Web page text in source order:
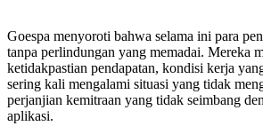
Goespa menyoroti bahwa selama ini para
tanpa perlindungan yang memadai. Mereka
ketidakpastian pendapatan, kondisi kerja
sering kali mengalami situasi yang tidak
perjanjian kemitraan yang tidak seimbang
aplikasi.